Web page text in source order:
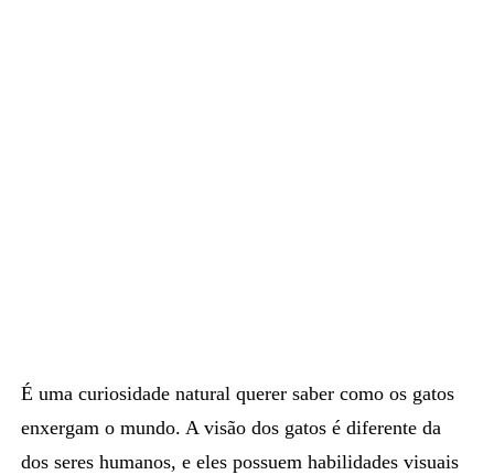
É uma curiosidade natural querer sabercomo os gatos
enxergam o mundo. A visão dos gatos é diferente da
dos seres humanos, e eles possuem habilidades visuais